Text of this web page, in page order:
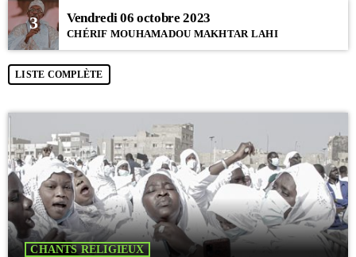
3 Vendredi 06 octobre 2023
CHÉRIF MOUHAMADOU MAKHTAR LAHI
LISTE COMPLÈTE
CHANTS RELIGIEUX